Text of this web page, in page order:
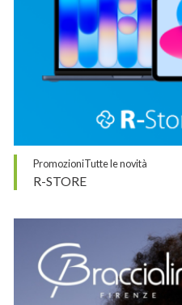
PromozioniTutte le novità
R-STORE